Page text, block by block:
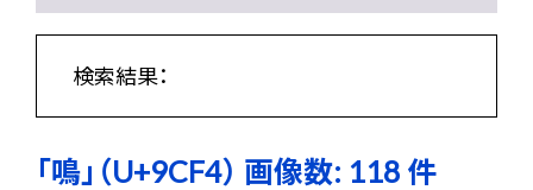
検索結果：
「鳴」（U+9CF4） 画像数: 118 件